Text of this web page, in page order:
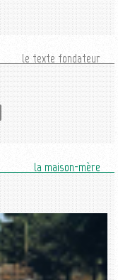
le texte fondateur
la maison-mère